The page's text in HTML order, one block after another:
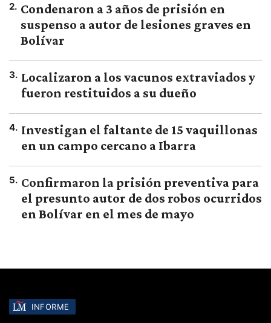
2. Condenaron a 3 años de prisión en
suspenso a autor de lesiones graves en
Bolívar
3. Localizaron a los vacunos extraviados y
fueron restituidos a su dueño
4. Investigan el faltante de 15 vaquillonas
en un campo cercano a Ibarra
5. Confirmaron la prisión preventiva para
el presunto autor de dos robos ocurridos
en Bolívar en el mes de mayo
INFORME